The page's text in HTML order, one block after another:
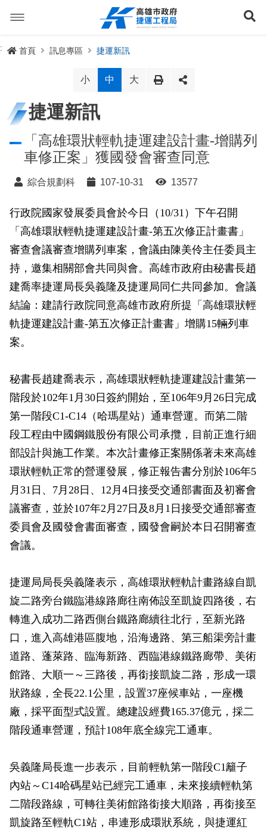
容
捷運路線進度圖
長期路網規劃
路網簡介
路網規劃
未來發展
規劃中
捷運紫線
前鎮漁港聯外軌道
興建中
各線計畫進度
岡山路竹延伸線(第二A階段)
岡山路竹延伸線(第二B階段)
捷運黃線
已通車
捷運紅/橘線
岡山路竹延伸線(第一階段)
環狀輕軌
訊息專區
捷運新訊
公聽會與說明會
政府資訊公開
生態檢核專區
性別主流化專區
政風園地
Open Data
便民服務
局長信箱
禁限建專區
增額容積申請
檔案應用專區
常見問答
相關連結
交流互動
照片集錦
影音專區
特色車站
輕軌知識站
輕軌簡介
無架空線
關於我們
首長簡介
局徽
本局沿革
組織職掌
網站導覽
English
首頁 訊息專區 捷運新訊
小 中 大
捷運新訊
「高雄環狀輕軌捷運建設計畫-增購列
車修正案」獲國發會審查同意
綜合規劃科 107-10-31 13577
行政院國家發展委員會於今日（10/31）下午召開
「高雄環狀輕軌捷運建設計畫-第五次修正計畫書」
審查會議審查增購列車案，會議由陳美伶主任委員主
持，邀集相關部會共同與會。高雄市政府由秘書長趙
建喬率捷運局長吳義隆及捷運局同仁共同參加。會議
結論：建請行政院同意高雄市政府所提「高雄環狀輕
軌捷運建設計畫-第五次修正計畫書」增購15輛列車
案。
秘書長趙建喬表示，高雄環狀輕軌捷運建設計畫第一
階段於102年1月30日簽約開始，至106年9月26日完成
第一階段C1-C14（哈瑪星站）通車營運。而第二階
段工程由中國鋼鐵股份有限公司承攬，目前正進行細
部設計與施工作業。本次計畫修正案關係著未來高雄
環狀輕軌正常的營運發展，修正報告書分別於106年5
月31日、7月28日、12月4日接受交通部書面及初審會
議審查，並於107年2月27日及8月1日接受交通部審查
委員會及國發會書面審查，國發會嗣於本日召開審查
會議。
捷運局局長吳義隆表示，高雄環狀輕軌計畫路線自凱
旋二路旁台鐵臨港線路廊往南佈設至凱旋四路後，右
轉進入成功二路西側台鐵路廊續往北行，至新光路
口，進入高雄港區腹地，沿海邊路、第三船渠旁計畫
道路、蓬萊路、臨海新路、西臨港線鐵路廊帶、美術
館路、大順一～三路後，再銜接凱旋二路，形成一環
狀路線，全長22.1公里，設置37座候車站，一座機
廠，採平面型式設置。總建設經費165.37億元，採二
階段通車營運，預計108年底全線完工通車。
吳義隆局長進一步表示，目前輕軌第一階段C1籬子
內站～C14哈碼星站已經完工通車，未來接續輕軌第
二階段路線，可轉往美術館路銜接大順路，再銜接至
凱旋路至輕軌C1站，串連形成環狀系統，與捷運紅